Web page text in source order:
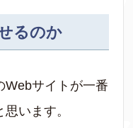
るのか
Webサイトが一番
います。